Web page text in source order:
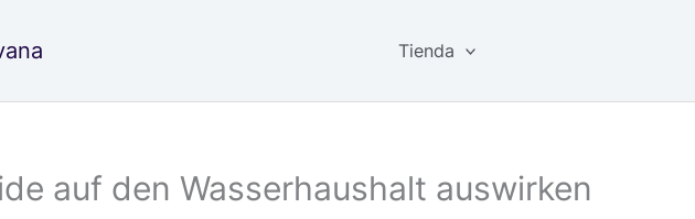
Tienda
auf den Wasserhaushalt auswirken